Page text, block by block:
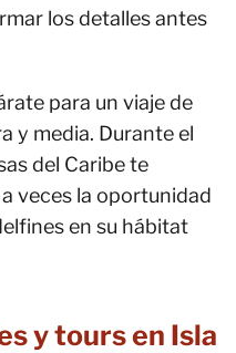
los detalles antes
para un viaje de
y media. Durante el
del Caribe te
veces la oportunidad
en su hábitat
y tours en Isla